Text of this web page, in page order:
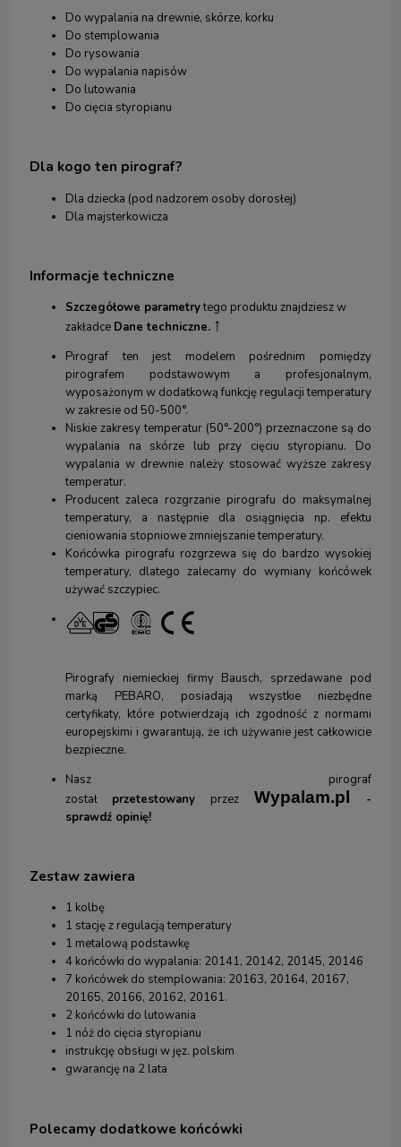
Do wypalania na drewnie, skórze, korku
Do stemplowania
Do rysowania
Do wypalania napisów
Do lutowania
Do cięcia styropianu
Dla kogo ten pirograf?
Dla dziecka (pod nadzorem osoby dorosłej)
Dla majsterkowicza
Informacje techniczne
Szczegółowe parametrytego produktu znajdziesz w
zakładce Dane techniczne. ↑
Pirograf ten jest modelem pośrednim pomiędzy
pirografem podstawowym a profesjonalnym,
wyposażonym w dodatkową funkcję regulacji temperatury
w zakresie od 50-500°.
Niskie zakresy temperatur (50°-200°) przeznaczone są do
wypalania na skórze lub przy cięciu styropianu. Do
wypalania w drewnie należy stosować wyższe zakresy
temperatur.
Producent zaleca rozgrzanie pirografu do maksymalnej
temperatury, a następnie dla osiągnięcia np. efektu
cieniowania stopniowe zmniejszanie temperatury.
Końcówka pirografu rozgrzewa się do bardzo wysokiej
temperatury, dlatego zalecamy do wymiany końcówek
używać szczypiec.
Pirografy niemieckiej firmy Bausch, sprzedawane pod
marką PEBARO, posiadają wszystkie niezbędne
certyfikaty, które potwierdzają ich zgodność z normami
europejskimi i gwarantują, że ich używanie jest całkowicie
bezpieczne.
Nasz pirograf
został przetestowany przez Wypalam.pl
-
sprawdź opinię!
Zestaw zawiera
1 kolbę
1 stację z regulacją temperatury
1 metalową podstawkę
4 końcówki do wypalania: 20141, 20142, 20145, 20146
7 końcówek do stemplowania: 20163, 20164, 20167,
20165, 20166, 20162, 20161.
2 końcówki do lutowania
1 nóż do cięcia styropianu
instrukcję obsługi w jęz. polskim
gwarancję na 2 lata
Polecamy dodatkowe końcówki